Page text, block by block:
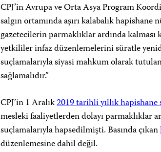
CPJ’in Avrupa ve Orta Asya Program
salgın ortamında aşırı kalabalık
gazetecilerin parmaklıklar ardında
yetkililer infaz düzenlemelerini süratle
suçlamalarıyla siyasi mahkum olarak
sağlamalıdır.”
CPJ’in 1 Aralık2019 tarihli yıllık hapishane
mesleki faaliyetlerden dolayı parmaklıklar
suçlamalarıyla hapsedilmişti. Basında çıkan
düzenlemesine dahil değil.